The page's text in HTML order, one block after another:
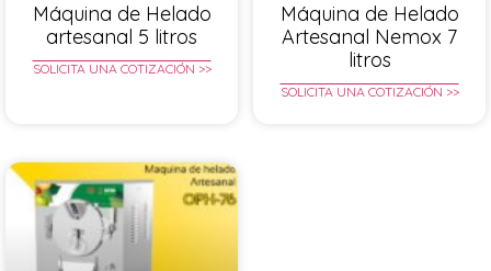
Máquina de Helado
artesanal 5 litros
SOLICITA UNA COTIZACIÓN >>
Máquina de Helado
Artesanal Nemox 7
litros
SOLICITA UNA COTIZACIÓN >>